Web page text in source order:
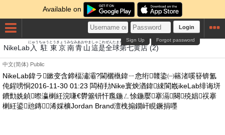
Available on
Login
Forgot password
Sign Up
NikeLab 入
にゅう
駐
ちゅう
東京
とうきょう
南青山
みなみあおやま
這
しゃ
是
これ
全
ぜん
球
たま
第七
だいなな
黄
き
店
みせ
(2)
中文(简体) Public
NikeLab鍏ラ鏉变含鍗楅潚灞?閫欐槸鍏ㄧ悆绗竷鍌㈠簵渚嗘簮锛氳
伅鍟嗙恫2016-11-30 01:23 闆栫劧Nike寰炴湭鍏綀閬嶯ikeLab绯诲垪
鐨勯姺鍞暩瀛楋紝浣嗛€欎簺钘忓尶鍦ㄥ悇鍦嬮搴滆闋殑娼祦搴
楋紝鍙兘鏄浠婇櫎Jordan Brand澶栧搧鐗屽睍鐝捐嚜